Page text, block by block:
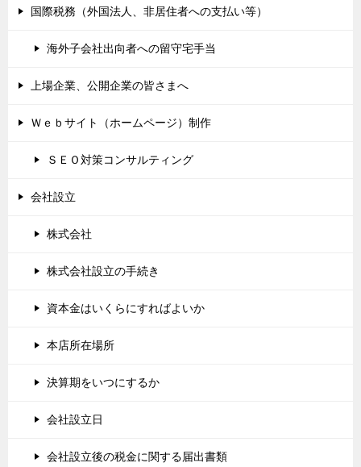
国際税務（外国法人、非居住者への支払い等）
海外子会社出向者への留守宅手当
上場企業、公開企業の皆さまへ
Ｗｅｂサイト（ホームページ）制作
ＳＥＯ対策コンサルティング
会社設立
株式会社
株式会社設立の手続き
資本金はいくらにすればよいか
本店所在場所
決算期をいつにするか
会社設立日
会社設立後の税金に関する届出書類